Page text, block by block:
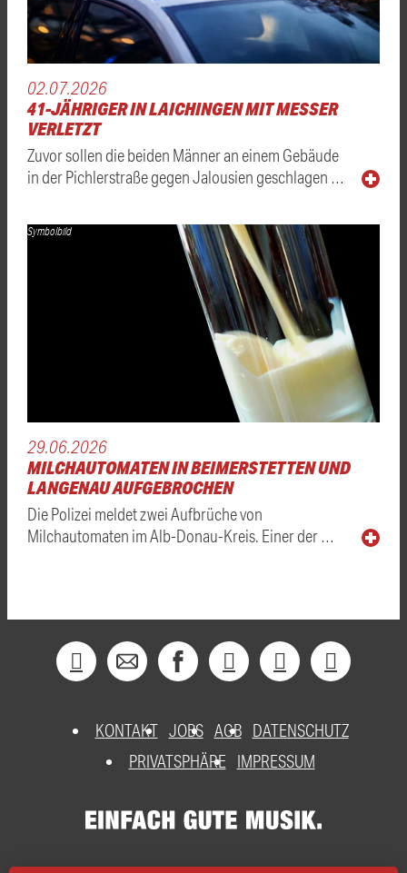
02.07.2026
41-JÄHRIGER IN LAICHINGEN MIT MESSER
VERLETZT
Zuvor sollen die beiden Männer an einem Gebäude
in der Pichlerstraße gegen Jalousien geschlagen …
Symbolbild
29.06.2026
MILCHAUTOMATEN IN BEIMERSTETTEN UND
LANGENAU AUFGEBROCHEN
Die Polizei meldet zwei Aufbrüche von
Milchautomaten im Alb-Donau-Kreis. Einer der …
KONTAKT JOBS AGB DATENSCHUTZ
PRIVATSPHÄRE
IMPRESSUM